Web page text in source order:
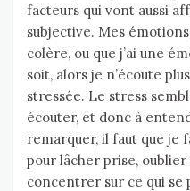
facteurs qui vont aussi
subjective. Mes
colère, ou que j’ai une
soit, alors je n’écoute
stressée. Le stress
écouter, et donc à
remarquer, il faut que je
pour lâcher prise,
concentrer sur ce qui se